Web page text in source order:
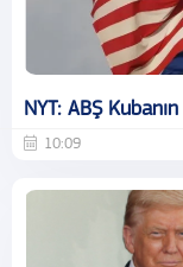
NYT: ABŞ
10:09